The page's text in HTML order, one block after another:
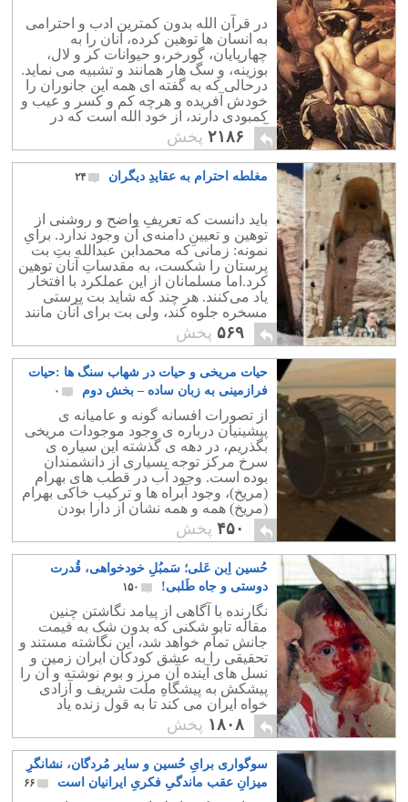
در قرآن الله بدون کمترین ادب و احترامی
به انسان ها توهین کرده، آنان را به
چهارپایان، گورخر،و حیوانات کر و لال،
بوزینه، و سگ هار همانند و تشبیه می نماید.
درحالی که به گفته ای همه این جانوران را
خودش آفریده و هرچه کم و کسر و عیب و
کمبودی دارند، از خود الله است که در
آفرینش کار ناقصی را انجام داده است.
۲۱۸۶ پخش
مغلطه‌ احترام به عقایدِ دیگران ۲۴
باید دانست که تعریفِ واضح و روشنی از
توهین و تعیینِ دامنه‌ی آن وجود ندارد. برایِ
نمونه: زمانی‌ که محمدابن عبدالله بتِ بت‌
پرستان را شکست، به مقدساتِ آنان توهین
کرد.اما مسلمانان از این عملکرد با افتخار
یاد می‌کنند. هر چند که شاید بت پرستی
مسخره جلوه کند، ولی بت برای آنان مانند
کعبه مسلمانان مقدس است.
۵۶۹ پخش
حیات مریخی و حیات در شهاب سنگ ها :حیات
فرازمینی به زبان ساده – بخش دوم
۰
از تصورات افسانه گونه و عامیانه ی
پیشینیان درباره ی وجود موجودات مریخی
بگذریم، در دهه ی گذشته این سیاره ی
سرخ مرکز توجه بسیاری از دانشمندان
بوده است. وجود آب در قطب های بهرام
(مریخ)، وجود آبراه ها و ترکیب خاکی بهرام
(مریخ) همه و همه نشان از دارا بودن
شرایط حیات در دوره ی از عمر این سیاره
را دارد.
۴۵۰ پخش
حُسین اِبن عَلی؛ سَمبُلِ خودخواهی، قُدرت
دوستی و جاه طَلبی!
۱۵۰
نگارنده با آگاهی از پیامد نگاشتن چنین
مقاله تابو شکنی که بدون شک به قیمت
جانش تمام خواهد شد، این نگاشته مستند و
تحقیقی را به عشق کودکان ایران زمین و
نسل های آینده آن مرز و بوم نوشته و آن را
پیشکش به پیشگاهِ ملت شریف و آزادی
خواه ایران می کند تا به قول زنده یاد
کسروی: "بخوانند و داوَری کنند..."
۱۸۰۸ پخش
سوگواری برایِ حُسین و سایر مُردگان، نشانگرِ
میزانِ عقب ماندگیِ فکریِ ایرانیان است
۶۶